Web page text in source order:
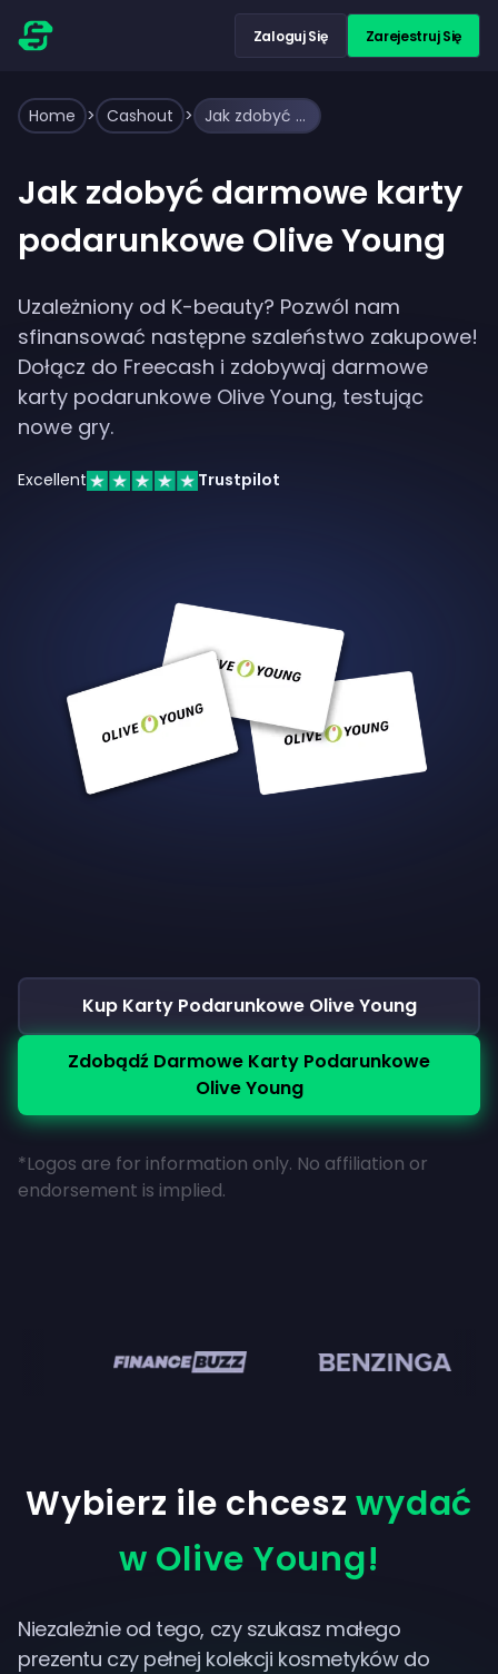
Zaloguj Się Zarejestruj Się
Home > Cashout > Jak zdobyć darmowe karty podarunkowe Olive Young
Jak zdobyć darmowe karty
podarunkowe Olive Young
Uzależniony od K-beauty? Pozwól nam
sfinansować następne szaleństwo zakupowe!
Dołącz do Freecash i zdobywaj darmowe
karty podarunkowe Olive Young, testując
nowe gry.
Excellent Trustpilot
Kup Karty Podarunkowe Olive Young
Zdobądź Darmowe Karty Podarunkowe
Olive Young
*Logos are for information only. No affiliation or
endorsement is implied.
Wybierz ile chceszwydać
w Olive Young!
Niezależnie od tego, czy szukasz małego
prezentu czy pełnej kolekcji kosmetyków do